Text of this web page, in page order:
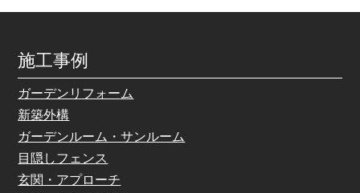
施工事例
ガーデンリフォーム
新築外構
ガーデンルーム・サンルーム
目隠しフェンス
玄関・アプローチ